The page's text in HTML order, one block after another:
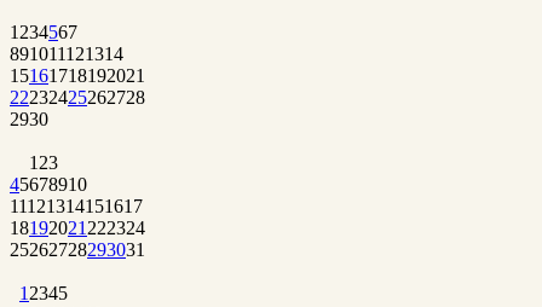
1 234567
891011121314
15161718192021
22232425262728
2930
1 23
45678910
11121314151617
18192021 222324
25262728293031
1 2345